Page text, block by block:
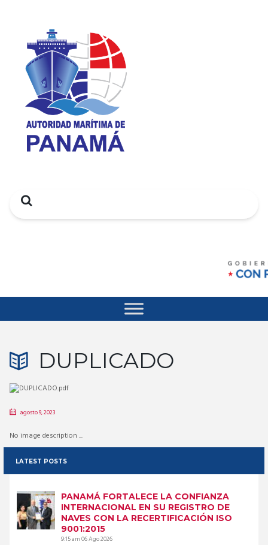
Search
DUPLICADO
agosto 9, 2023
No image description ...
LATEST POSTS
PANAMÁ FORTALECE LA CONFIANZA
INTERNACIONAL EN SU REGISTRO DE
NAVES CON LA RECERTIFICACIÓN ISO
9001:2015
9:15 am06 Ago 2026